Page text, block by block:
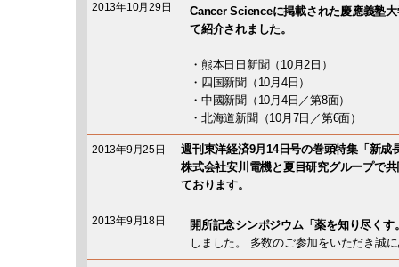
2013年10月29日
Cancer Scienceに掲載された慶應義塾
て紹介されました。
・熊本日日新聞（10月2日）
・四国新聞（10月4日）
・中國新聞（10月4日／第8面）
・北海道新聞（10月7日／第6面）
2013年9月25日
週刊東洋経済9月14日号の巻頭特集「新成
株式会社安川電機と夏目研究グループで
ております。
2013年9月18日
開所記念シンポジウム「薬を知り尽く
しました。 多数のご参加をいただき誠